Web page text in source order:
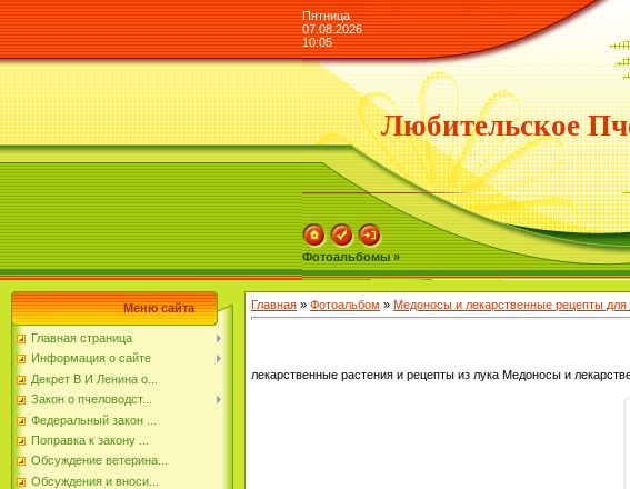
Пятница
07.08.2026
10:05
Любительское
Фотоальбомы »
Меню сайта
Главная страница
Информация о сайте
Декрет В И Ленина о...
Закон о пчеловодст...
Федеральный закон ...
Поправка к закону ...
Обсуждение ветерина...
Обсуждения и вноси...
Главная » Фотоальбом » Медоносы и лекарственные рецепты для
лекарственные растения и рецепты из лука Медоносы и